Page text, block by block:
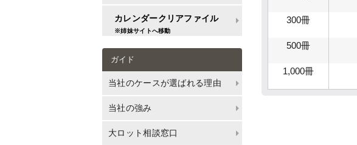
カレンダークリアファイル
※姉妹サイトへ移動
ガイド
当社のケースが選ばれる理由
当社の強み
大ロット相談窓口
300冊
500冊
1,000冊